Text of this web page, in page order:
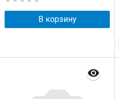
В корзину